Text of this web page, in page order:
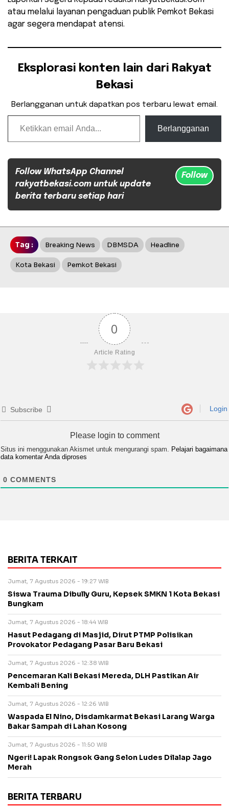
atau melalui layanan pengaduan publik Pemkot Bekasi
agar segera mendapat atensi.
Eksplorasi konten lain dari Rakyat
Bekasi
Berlangganan untuk dapatkan pos terbaru lewat email.
Ketikkan email Anda...
Berlangganan
Follow WhatsApp Channel
rakyatbekasi.com untuk update
berita terbaru setiap hari
Follow
Tag : Breaking News DBMSDA Headline
Kota Bekasi Pemkot Bekasi
0
Article Rating
Subscribe Login
Please login to comment
Situs ini menggunakan Akismet untuk mengurangi spam. Pelajari bagaimana
data komentar Anda diproses
0 COMMENTS
BERITA TERKAIT
Jumat, 7 Agustus 2026 - 19:27 WIB
Siswa Trauma Dibully Guru, Kepsek SMKN 1 Kota Bekasi
Bungkam
Jumat, 7 Agustus 2026 - 18:44 WIB
Hasut Pedagang di Masjid, Dirut PTMP Polisikan
Provokator Pedagang Pasar Baru Bekasi
Jumat, 7 Agustus 2026 - 12:38 WIB
Pencemaran Kali Bekasi Mereda, DLH Pastikan Air
Kembali Bening
Jumat, 7 Agustus 2026 - 12:26 WIB
Waspada El Nino, Disdamkarmat Bekasi Larang Warga
Bakar Sampah di Lahan Kosong
Jumat, 7 Agustus 2026 - 11:50 WIB
Ngeri! Lapak Rongsok Gang Selon Ludes Dilalap Jago
Merah
BERITA TERBARU